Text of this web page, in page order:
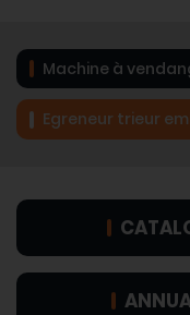
Machine à
Egreneur trieur